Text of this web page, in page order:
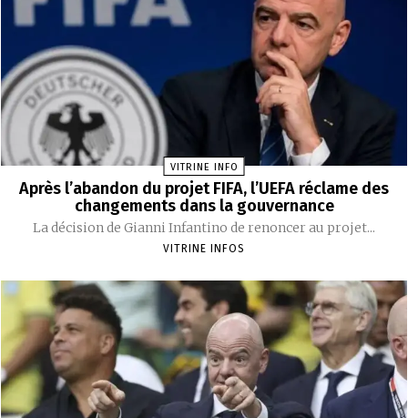
VITRINE INFO
Après l’abandon du projet FIFA, l’UEFA réclame des
changements dans la gouvernance
La décision de Gianni Infantino de renoncer au projet...
VITRINE INFOS